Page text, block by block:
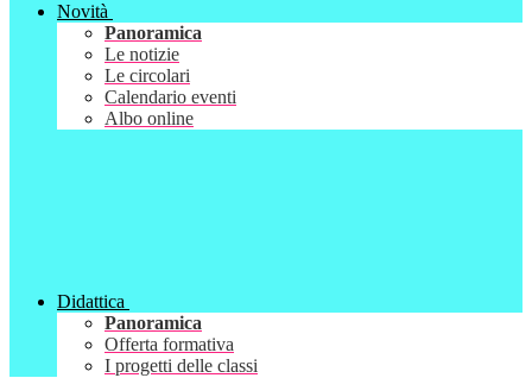
Novità
Panoramica
Le notizie
Le circolari
Calendario eventi
Albo online
Didattica
Panoramica
Offerta formativa
I progetti delle classi